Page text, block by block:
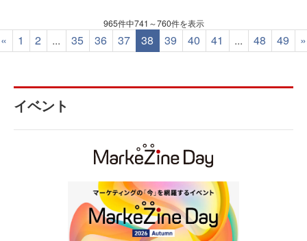
965件中741～760件を表示
« 1 2 ... 35 36 37 38 39 40 41 ... 48 49 »
イベント